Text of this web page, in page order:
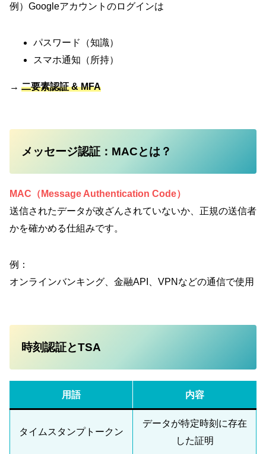
例）Googleアカウントのログインは
パスワード（知識）
スマホ通知（所持）
→ 二要素認証 & MFA
メッセージ認証：MACとは？
MAC（Message Authentication Code）
送信されたデータが改ざんされていないか、正規の送信者
かを確かめる仕組みです。
例：
オンラインバンキング、金融API、VPNなどの通信で使用
時刻認証とTSA
用語 内容
タイムスタンプトークン
データが特定時刻に存在
した証明